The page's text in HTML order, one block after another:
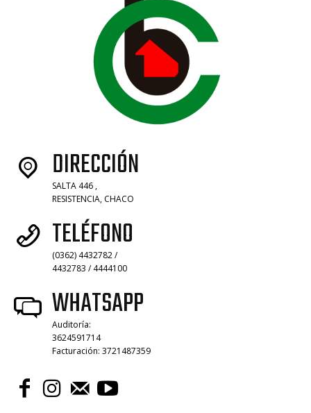
DIRECCIÓN
SALTA 446 ,
RESISTENCIA, CHACO
TELÉFONO
(0362) 4432782 /
4432783 / 4444100
WHATSAPP
Auditoría:
3624591714
Facturación: 3721487359